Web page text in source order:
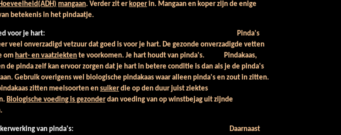
mangaan. Verder zit erkoper in. Mangaan en koper zijn de enige
betekenis in het pindaatje.
voor je hart: Pinda's
veel onverzadigd vetzuur dat goed is voor je hart. De gezonde onverzadigde vetten
om hart- en vaatziekten te voorkomen. Je hart houdt van pinda's. Pindakaas,
de pinda zelf kan ervoor zorgen dat je hart in betere conditie is dan als je de pinda's
Gebruik overigens wel biologische pindakaas waar alleen pinda's en zout in zitten.
zitten meelsoorten ensuiker die op den duur juist ziektes
Biologische voeding is gezonder dan voeding van op winstbejag uit zijnde
van pinda's:
Daarnaast